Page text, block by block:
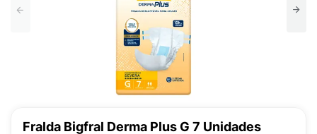
Fralda Bigfral Derma Plus G 7 Unidades